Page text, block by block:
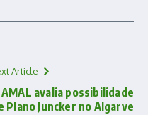
Article
AMAL avalia possibilidade
Plano Juncker no Algarve